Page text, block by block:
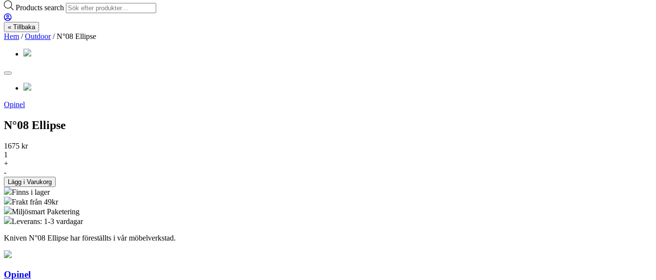
Products search
« Tillbaka
Hem /Outdoor/ N°08 Ellipse
Opinel
N°08 Ellipse
1675 kr
1
+
-
Lägg i Varukorg
Finns i lager
Frakt från 49kr
Miljösmart Paketering
Leverans: 1-3 vardagar
Kniven N°08 Ellipse har föreställts i vår möbelverkstad.
Opinel